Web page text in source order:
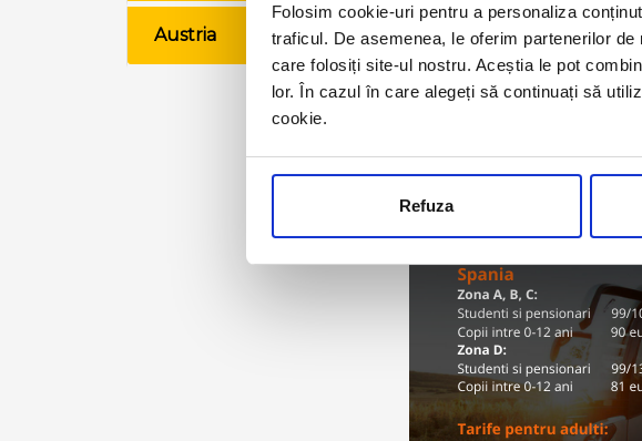
Folosim cookie-uri pentru a personaliza
traficul. De asemenea, le oferim partenerilor
care folosiți site-ul nostru. Aceștia le pot
lor. În cazul în care alegeți să continuați să
cookie.
Refuza
Austria VEZI TARIFE SI